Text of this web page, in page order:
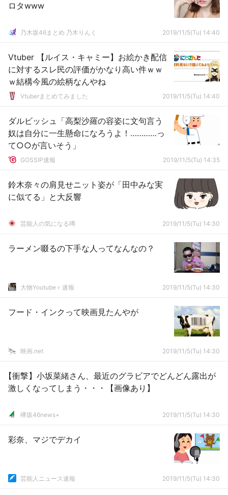
ロタwww
乃木坂46まとめ 乃木りんく 2019/11/5(Tu) 14:40
Vtuber 【ルイス・キャミー】お絵かき配信
に対するスレ民の評価がかなり高い件ｗｗ
ｗ結構今風の絵柄なんやね
Vtuberまとめてみました 2019/11/5(Tu) 14:40
ダルビッシュ「高梨沙羅の容姿に文句言う
奴は自分に一生懸命になろうよ！…………っ
て○○が言いそう」
GOSSIP速報 2019/11/5(Tu) 14:35
鈴木奈々の肩見せニット姿が「田中みな実
に似てる」と大反響
芸能人の気になる噂 2019/11/5(Tu) 14:30
ラーメン啜るの下手な人ってなんなの？
大物Youtubeｒ速報 2019/11/5(Tu) 14:30
フード・インクって映画見たんやが
映画.net 2019/11/5(Tu) 14:30
【衝撃】小坂菜緒さん、最近のグラビアでどんどん露出が
激しくなってしまう・・・【画像あり】
欅坂46news+ 2019/11/5(Tu) 14:30
彩奈、マジでデカイ
芸能人ニュース速報 2019/11/5(Tu) 14:30